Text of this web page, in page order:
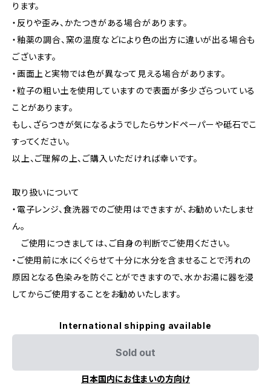
ります。
・反りや歪み、かたつきがある場合があります。
・釉薬の調合、窯の温度などにより色の出方に違いが出る場合も
ございます。
・画面上と実物では色が異なって見える場合があります。
・粒子の粗い土を使用していますので表面が多少ざらついている
ことがあります。
もし、ざらつきが気になるようでしたらサンドペーパーや砥石でこ
すってください。
以上、ご理解の上、ご購入いただければ幸いです。
取り扱いについて
・電子レンジ、食洗器でのご使用はできますが、お勧めいたしませ
ん。
ご使用につきましては、ご自身の判断でご使用ください。
・ご使用前に水にくぐらせて十分に水分を含ませることで汚れの
原因となる色染みを防ぐことができますので、水かお湯に器を浸
してからご使用することをお勧めいたします。
International shipping available
Sold out
日本国内にお住まいの方向け